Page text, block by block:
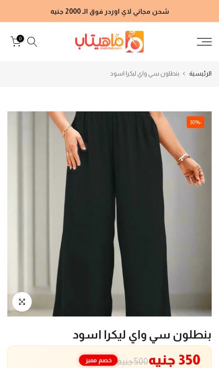
إلى
شحن مجاني لاي اوردر فوق الـ 2000 جنيه
0
الرئيسية بنطلون سي واي ليكرا اسود
-30%
انقر للتكبير
بنطلون سي واي ليكرا اسود
500 جنيه 350 جنيه خصم مميز